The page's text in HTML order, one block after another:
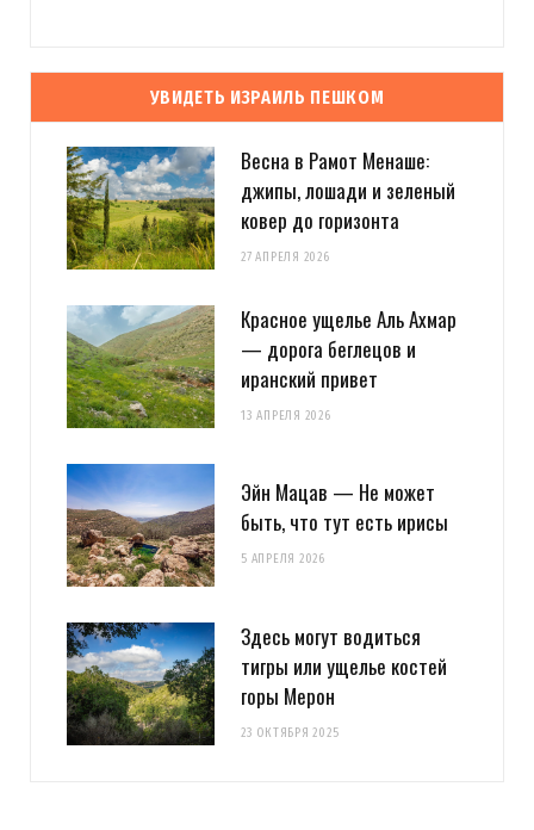
УВИДЕТЬ ИЗРАИЛЬ ПЕШКОМ
Весна в Рамот Менаше:
джипы, лошади и зеленый
ковер до горизонта
27 АПРЕЛЯ 2026
Красное ущелье Аль Ахмар
— дорога беглецов и
иранский привет
13 АПРЕЛЯ 2026
Эйн Мацав — Не может
быть, что тут есть ирисы
5 АПРЕЛЯ 2026
Здесь могут водиться
тигры или ущелье костей
горы Мерон
23 ОКТЯБРЯ 2025